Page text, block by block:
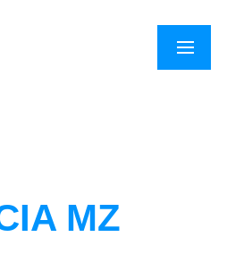
×
Menu
MZ